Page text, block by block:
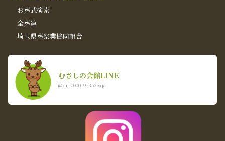
お葬式検索
全葬連
埼玉県葬祭業協同組合
むさしの会館LINE
@xat.0000191353.vqa